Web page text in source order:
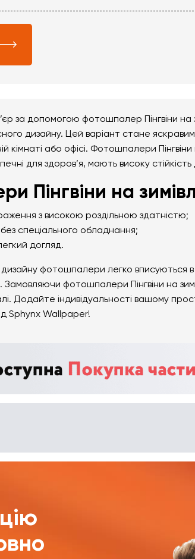
за допомогою фотошпалер Пінгвіни на
дизайну. Цей варіант стане
кімнаті або офісі. Фотошпалери Пінгвіни
для здоров’я, мають високу
Пінгвіни на
з високою роздільною здатністю;
спеціального обладнання;
догляд.
фотошпалери легко вписуються в
Замовляючи фотошпалери Пінгвіни на
Додайте індивідуальності вашому
Sphynx Wallpaper!